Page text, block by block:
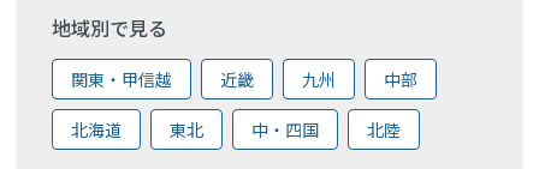
地域別で見る
関東・甲信越 近畿 九州 中部
北海道 東北 中・四国 北陸